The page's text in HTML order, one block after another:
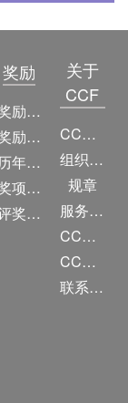
奖励
奖励动态
奖励目录
历年获奖名单
奖项推荐
评奖条例
关于
CCF
CCF简介
组织机构
规章
服务项目
CCF大事记
CCF创建60周年
联系我们